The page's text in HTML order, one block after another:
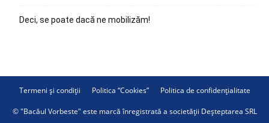
Deci, se poate dacă ne mobilizăm!
Termeni și condiții Politica “Cookies” Politica de confidențialitate
© "Bacăul Vorbeste" este marcă înregistrată a societății Deșteptarea SRL